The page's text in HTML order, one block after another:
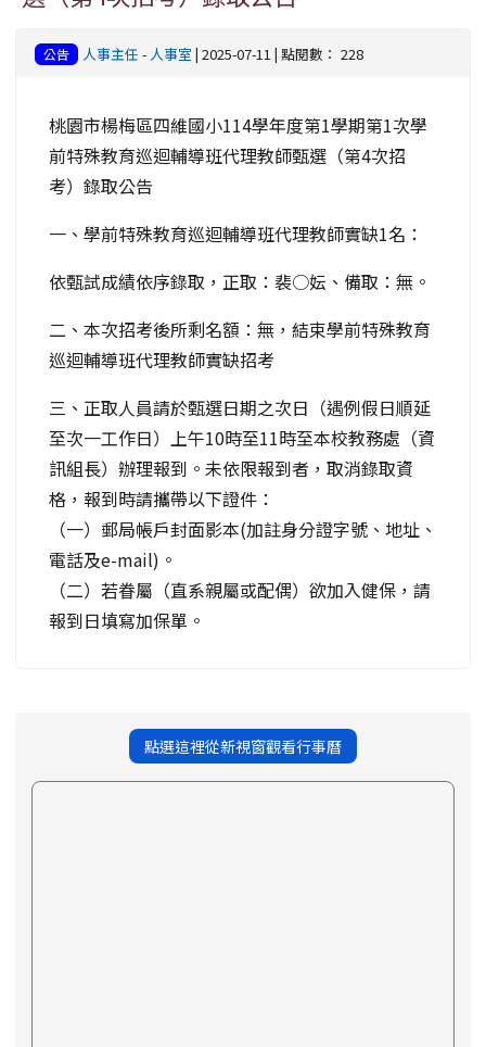
公告 人事主任 - 人事室 | 2025-07-11 | 點閱數： 228
桃園市楊梅區四維國小114學年度第1學期第1次學
前特殊教育巡迴輔導班代理教師甄選（第4次招
考）錄取公告
一、學前特殊教育巡迴輔導班代理教師實缺1名：
依甄試成績依序錄取，正取：裴○妘、備取：無。
二、本次招考後所剩名額：無，結束學前特殊教育
巡迴輔導班代理教師實缺招考
三、正取人員請於甄選日期之次日（遇例假日順延
至次一工作日）上午10時至11時至本校教務處（資
訊組長）辦理報到。未依限報到者，取消錄取資
格，報到時請攜帶以下證件：
（一）郵局帳戶封面影本(加註身分證字號、地址、
電話及e-mail)。
（二）若眷屬（直系親屬或配偶）欲加入健保，請
報到日填寫加保單。
點選這裡從新視窗觀看行事曆